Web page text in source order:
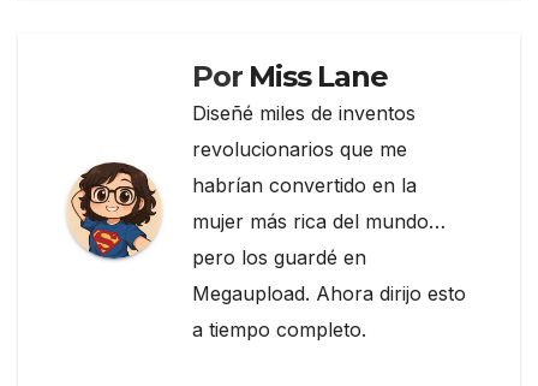
Por Miss Lane
Diseñé miles de inventos
revolucionarios que me
habrían convertido en la
mujer más rica del mundo…
pero los guardé en
Megaupload. Ahora dirijo esto
a tiempo completo.